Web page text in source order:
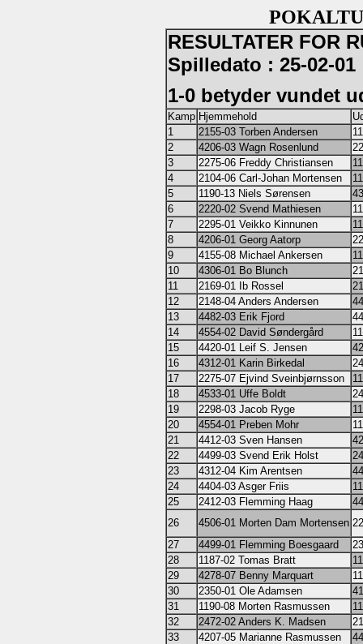
RESULTATER FOR
Spilledato : 25-02-01
1-0 betyder vundet
Kamp Hjemmehold
1
2155-03 Torben Andersen
2
4206-03 Wagn Rosenlund
3
2275-06 Freddy Christiansen
4
2104-06 Carl-Johan Mortensen
5
1190-13 Niels Sørensen
6
2220-02 Svend Mathiesen
7
2295-01 Veikko Kinnunen
8
4206-01 Georg Aatorp
9
4155-08 Michael Ankersen
10
4306-01 Bo Blunch
11
2169-01 Ib Rossel
12
2148-04 Anders Andersen
13
4482-03 Erik Fjord
14
4554-02 David Søndergård
15
4420-01 Leif S. Jensen
16
4312-01 Karin Birkedal
17
2275-07 Ejvind Sveinbjørnsson
18
4533-01 Uffe Boldt
19
2298-03 Jacob Ryge
20
4554-01 Preben Mohr
21
4412-03 Sven Hansen
22
4499-03 Svend Erik Holst
23
4312-04 Kim Arentsen
24
4404-03 Asger Friis
25
2412-03 Flemming Haag
26
4506-01 Morten Dam Mortensen
27
4499-01 Flemming Boesgaard
28
1187-02 Tomas Bratt
29
4278-07 Benny Marquart
30
2350-01 Ole Adamsen
31
1190-08 Morten Rasmussen
32
2472-02 Anders K. Madsen
33
4207-05 Marianne Rasmussen